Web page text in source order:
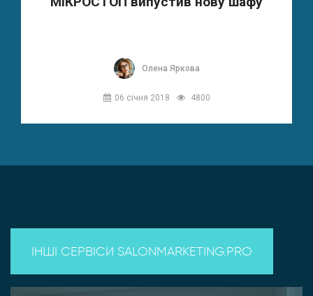
Олена Яркова
06 січня 2018 4800
ІНШІ СЕРВІСИ SALONMARKETING.PRO